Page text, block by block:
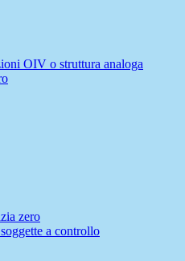
OIV o struttura analoga
zero
a controllo